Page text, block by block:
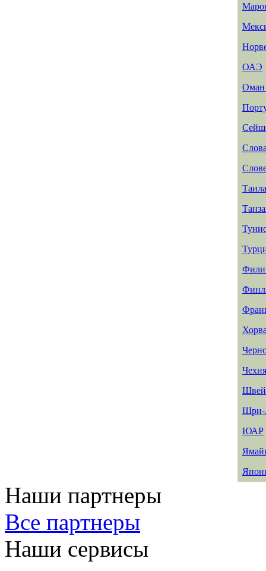
ОАЭ
Чехия
Шри-
ЮАР
Наши партнеры
Все партнеры
Наши сервисы